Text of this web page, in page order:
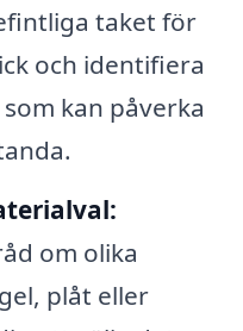
taket för
och identifiera
kan påverka
om olika
plåt eller